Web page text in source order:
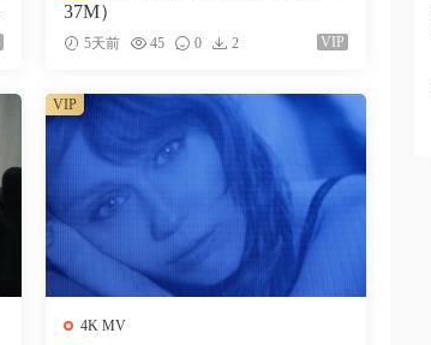
37M）
5天前 45 0 2 VIP
4K MV
VIP